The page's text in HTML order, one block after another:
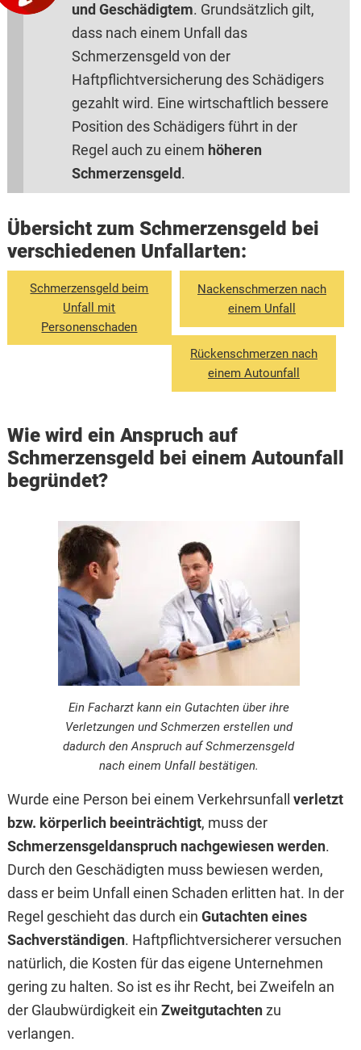
und Geschädigtem. Grundsätzlich gilt,
dass nach einem Unfall das
Schmerzensgeld von der
Haftpflichtversicherung des Schädigers
gezahlt wird. Eine wirtschaftlich bessere
Position des Schädigers führt in der
Regel auch zu einem höheren
Schmerzensgeld.
Übersicht zum Schmerzensgeld bei
verschiedenen Unfallarten:
Schmerzensgeld beim
Unfall mit
Personenschaden
Nackenschmerzen nach
einem Unfall
Rückenschmerzen nach
einem Autounfall
Wie wird ein Anspruch auf
Schmerzensgeld bei einem Autounfall
begründet?
Ein Facharzt kann ein Gutachten über ihre
Verletzungen und Schmerzen erstellen und
dadurch den Anspruch auf Schmerzensgeld
nach einem Unfall bestätigen.
Wurde eine Person bei einem Verkehrsunfall verletzt
bzw. körperlich beeinträchtigt, muss der
Schmerzensgeldanspruch nachgewiesen werden.
Durch den Geschädigten muss bewiesen werden,
dass er beim Unfall einen Schaden erlitten hat. In der
Regel geschieht das durch ein Gutachten eines
Sachverständigen. Haftpflichtversicherer versuchen
natürlich, die Kosten für das eigene Unternehmen
gering zu halten. So ist es ihr Recht, bei Zweifeln an
der Glaubwürdigkeit ein Zweitgutachtenzu
verlangen.